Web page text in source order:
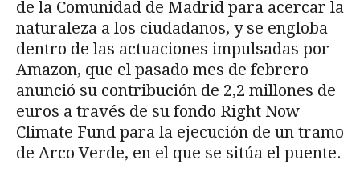
de la Comunidad de Madrid para acercar la
naturaleza a los ciudadanos, y se engloba
dentro de las actuaciones impulsadas por
Amazon, que el pasado mes de febrero
anunció su contribución de 2,2 millones de
euros a través de su fondo Right Now
Climate Fund para la ejecución de un tramo
de Arco Verde, en el que se sitúa el puente.